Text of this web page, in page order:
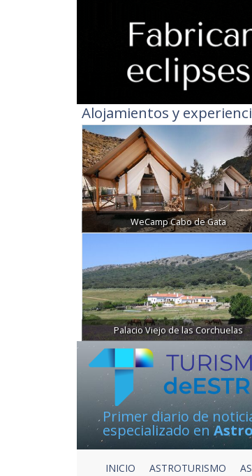
Alojamientos y
WeCamp Cabo de Gata
Palacio Viejo de las Corchuelas
Primer diario de
especializado en
INICIO ASTROTURISMO